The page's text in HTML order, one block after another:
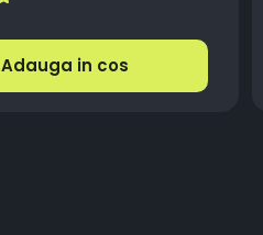
Adauga in cos